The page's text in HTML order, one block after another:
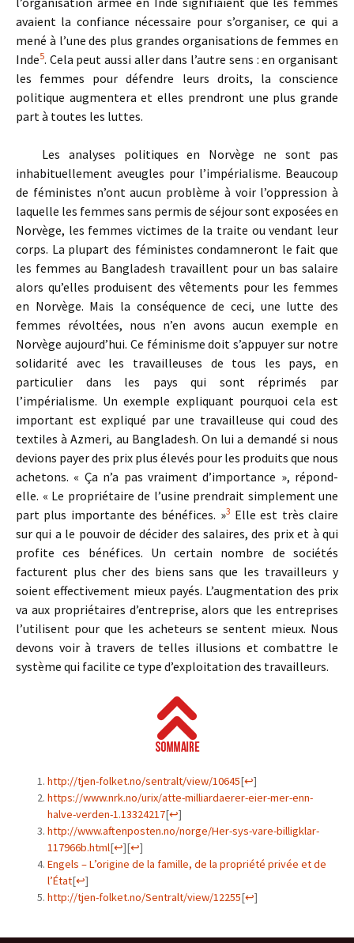
avaient la confiance nécessaire pour s’organiser, ce qui a
mené à l’une des plus grandes organisations de femmes en
Inde5. Cela peut aussi aller dans l’autre sens : en organisant
les femmes pour défendre leurs droits, la conscience
politique augmentera et elles prendront une plus grande
part à toutes les luttes.
Les analyses politiques en Norvège ne sont pas
inhabituellement aveugles pour l’impérialisme. Beaucoup
de féministes n’ont aucun problème à voir l’oppression à
laquelle les femmes sans permis de séjour sont exposées en
Norvège, les femmes victimes de la traite ou vendant leur
corps. La plupart des féministes condamneront le fait que
les femmes au Bangladesh travaillent pour un bas salaire
alors qu’elles produisent des vêtements pour les femmes
en Norvège. Mais la conséquence de ceci, une lutte des
femmes révoltées, nous n’en avons aucun exemple en
Norvège aujourd’hui. Ce féminisme doit s’appuyer sur notre
solidarité avec les travailleuses de tous les pays, en
particulier dans les pays qui sont réprimés par
l’impérialisme. Un exemple expliquant pourquoi cela est
important est expliqué par une travailleuse qui coud des
textiles à Azmeri, au Bangladesh. On lui a demandé si nous
devions payer des prix plus élevés pour les produits que nous
achetons. « Ça n’a pas vraiment d’importance », répond-
elle. « Le propriétaire de l’usine prendrait simplement une
part plus importante des bénéfices. »3 Elle est très claire
sur qui a le pouvoir de décider des salaires, des prix et à qui
profite ces bénéfices. Un certain nombre de sociétés
facturent plus cher des biens sans que les travailleurs y
soient effectivement mieux payés. L’augmentation des prix
va aux propriétaires d’entreprise, alors que les entreprises
l’utilisent pour que les acheteurs se sentent mieux. Nous
devons voir à travers de telles illusions et combattre le
système qui facilite ce type d’exploitation des travailleurs.
http://tjen-folket.no/sentralt/view/10645[↩]
https://www.nrk.no/urix/atte-milliardaerer-eier-mer-enn-
halve-verden-1.13324217[↩]
http://www.aftenposten.no/norge/Her-sys-vare-billigklar-
117966b.html[↩][↩]
Engels – L’origine de la famille, de la propriété privée et de
l’État[↩]
http://tjen-folket.no/Sentralt/view/12255[↩]